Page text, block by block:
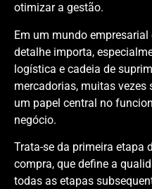
otimizar a gestão.
Em um mundo
detalhe importa,
logística e cadeia de
mercadorias, muitas vezes
um papel central no
negócio.
Trata-se da primeira etapa
compra, que define a
todas as etapas